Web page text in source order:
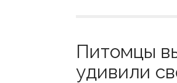
Питомцы
удивили